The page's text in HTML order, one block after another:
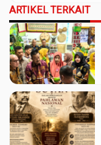
ARTIKEL TERKAIT